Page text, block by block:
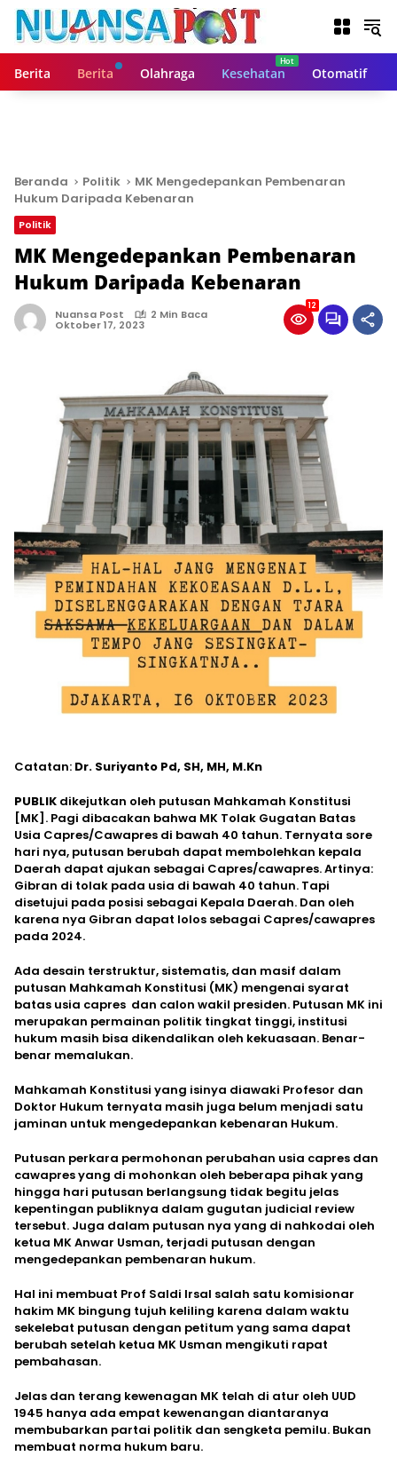
Berita Berita Olahraga Kesehatan Otomatif
Beranda Politik
MK Mengedepankan Pembenaran
Hukum Daripada Kebenaran
Politik
MK Mengedepankan Pembenaran
Hukum Daripada Kebenaran
Nuansa Post 2 Min Baca
Oktober 17, 2023
12
Catatan: Dr. Suriyanto Pd, SH, MH, M.Kn
PUBLIK dikejutkan oleh putusan Mahkamah Konstitusi
[MK]. Pagi dibacakan bahwa MK Tolak Gugatan Batas
Usia Capres/Cawapres di bawah 40 tahun. Ternyata sore
hari nya, putusan berubah dapat membolehkan kepala
Daerah dapat ajukan sebagai Capres/cawapres. Artinya:
Gibran di tolak pada usia di bawah 40 tahun. Tapi
disetujui pada posisi sebagai Kepala Daerah. Dan oleh
karena nya Gibran dapat lolos sebagai Capres/cawapres
pada 2024.
Ada desain terstruktur, sistematis, dan masif dalam
putusan Mahkamah Konstitusi (MK) mengenai syarat
batas usia capres dan calon wakil presiden. Putusan MK ini
merupakan permainan politik tingkat tinggi, institusi
hukum masih bisa dikendalikan oleh kekuasaan. Benar-
benar memalukan.
Mahkamah Konstitusi yang isinya diawaki Profesor dan
Doktor Hukum ternyata masih juga belum menjadi satu
jaminan untuk mengedepankan kebenaran Hukum.
Putusan perkara permohonan perubahan usia capres dan
cawapres yang di mohonkan oleh beberapa pihak yang
hingga hari putusan berlangsung tidak begitu jelas
kepentingan publiknya dalam gugutan judicial review
tersebut. Juga dalam putusan nya yang di nahkodai oleh
ketua MK Anwar Usman, terjadi putusan dengan
mengedepankan pembenaran hukum.
Hal ini membuat Prof Saldi Irsal salah satu komisionar
hakim MK bingung tujuh keliling karena dalam waktu
sekelebat putusan dengan petitum yang sama dapat
berubah setelah ketua MK Usman mengikuti rapat
pembahasan.
Jelas dan terang kewenagan MK telah di atur oleh UUD
1945 hanya ada empat kewenangan diantaranya
membubarkan partai politik dan sengketa pemilu. Bukan
membuat norma hukum baru.